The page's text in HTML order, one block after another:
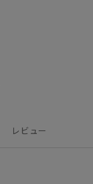
レビュー